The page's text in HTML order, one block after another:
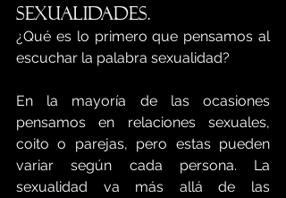
sexualidadES.
¿Qué es lo primero que pensamos al
escuchar la palabra sexualidad?
En la mayoría de las ocasiones
pensamos en relaciones sexuales,
coito o parejas, pero estas pueden
variar según cada persona. La
sexualidad va más allá de las